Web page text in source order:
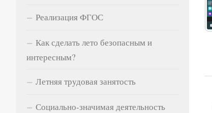
Реализация ФГОС
Как сделать лето безопасным и
интересным?
Летняя трудовая занятость
Социально-значимая деятельность